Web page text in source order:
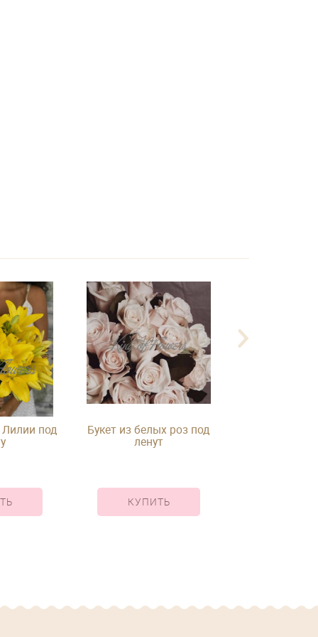
под Букет из белых роз под
ленут
КУПИТЬ